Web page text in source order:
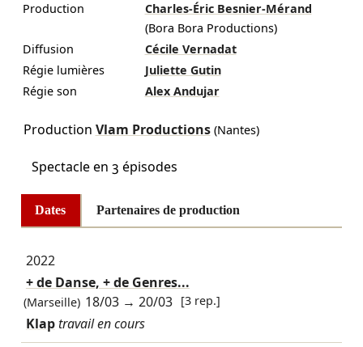
Production
Charles-Éric Besnier-Mérand
(Bora Bora Productions)
Diffusion
Cécile Vernadat
Régie lumières
Juliette Gutin
Régie son
Alex Andujar
Production Vlam Productions(Nantes)
Spectacle en 3 épisodes
Dates Partenaires de production
2022
+ de Danse, + de Genres...
(Marseille) 18/03 →20/03 [3 rep.]
Klaptravail en cours